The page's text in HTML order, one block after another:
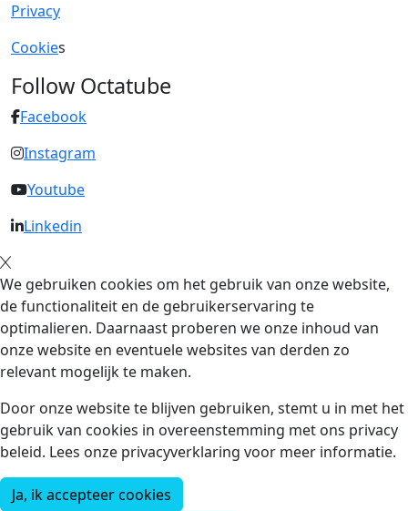
Privacy
Cookies
Follow Octatube
Facebook
Instagram
Youtube
Linkedin
We gebruiken cookies om het gebruik van onze website,
de functionaliteit en de gebruikerservaring te
optimalieren. Daarnaast proberen we onze inhoud van
onze website en eventuele websites van derden zo
relevant mogelijk te maken.
Door onze website te blijven gebruiken, stemt u in met het
gebruik van cookies in overeenstemming met ons privacy
beleid. Lees onze privacyverklaring voor meer informatie.
Ja, ik accepteer cookies